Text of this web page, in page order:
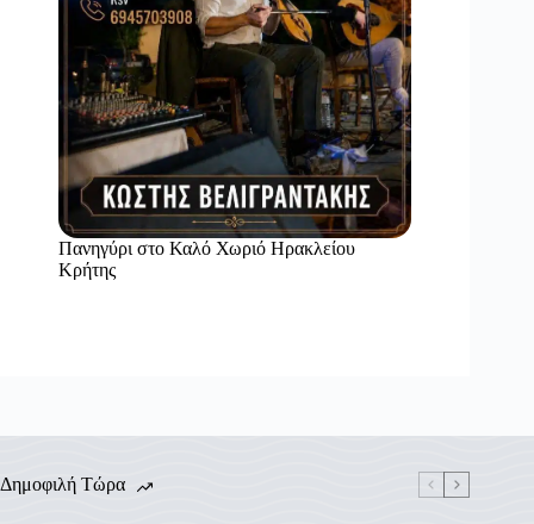
Πανηγύρι στο Καλό Χωριό Ηρακλείου
Κρήτης
Δημοφιλή Τώρα